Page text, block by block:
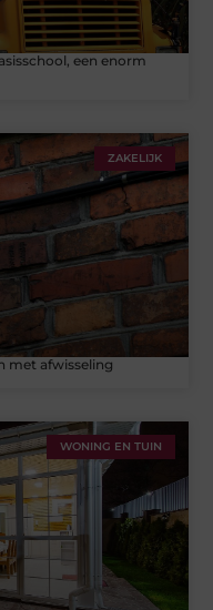
een enorm
ZAKELIJK
met afwisseling
WONING EN TUIN